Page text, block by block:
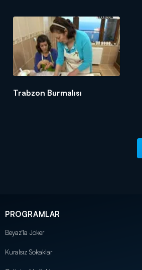
Trabzon Burmalısı
PROGRAMLAR
Beyaz'la Joker
Kuralsız Sokaklar